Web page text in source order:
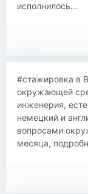
исполнилось...
#стажировка в
окружающей
инженерия,
немецкий и
вопросами
месяца,